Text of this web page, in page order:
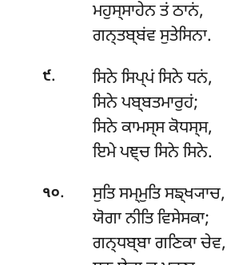
ਮਹੁਸ੍ਸਾਹੇਨਤਂ ਠਾਨਂ,
ਗਨ੍ਤਬ੍ਬਂਵ ਸੁਤੇਸਿਨਾ.
੯.
ਸਿਨੇ ਸਿਪ੍ਪਂ ਸਿਨੇ ਧਨਂ,
ਸਿਨੇ ਪਬ੍ਬਤਮਾਰੁਹਂ;
ਸਿਨੇ ਕਾਮਸ੍ਸ ਕੋਧਸ੍ਸ,
ਇਮੇ ਪਞ੍ਚ ਸਿਨੇ ਸਿਨੇ.
੧੦.
ਸੁਤਿ ਸਮ੍ਮੁਤਿ ਸਙ੍ਖ੍ਯਾਚ,
ਯੋਗਾ ਨੀਤਿ ਵਿਸੇਸਕਾ;
ਗਨ੍ਧਬ੍ਬਾ ਗਣਿਕਾ ਚੇਵ,